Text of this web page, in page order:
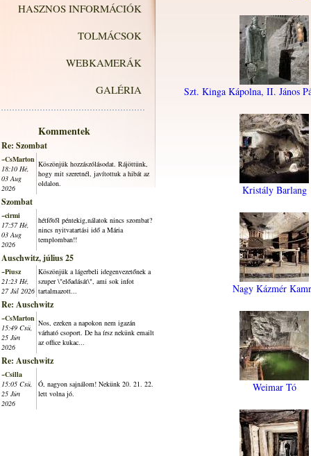
HASZNOS INFORMÁCIÓK
TOLMÁCSOK
WEBKAMERÁK
GALÉRIA
Kommentek
Re: Szombat
~CsMarton
18:10 Hé,
03 Aug
2026
Köszönjük hozzászólásodat. Rájöttünk,
hogy mit szeretnél, javítottuk a hibát az
oldalon.
Szombat
~cirmi
17:57 Hé,
03 Aug
2026
hétfőtől péntekig,nálatok nincs szombat?
nincs nyitvatartási idő a Mária
templomban!!
Auschwitz, július 25
~Piusz
21:23 Hé,
27 Júl 2026
Köszönjük a lágerbeli idegenvezetőnek a
szuper \"előadását\", ami sok infot
tartalmazott...
Re: Auschwitz
~CsMarton
15:49 Csü,
25 Jún
2026
Nos, ezeken a napokon nem igazán
várható csoport. De ha írsz nekünk emailt
az office kukac...
Re: Auschwitz
~Csilla
15:05 Csü,
25 Jún
2026
Ó, nagyon sajnálom! Nekünk 20. 21. 22.
lett volna jó.
Szt. Kinga Kápolna, II. János
Kristály Barlang
Nagy Kázmér
Weimar Tó